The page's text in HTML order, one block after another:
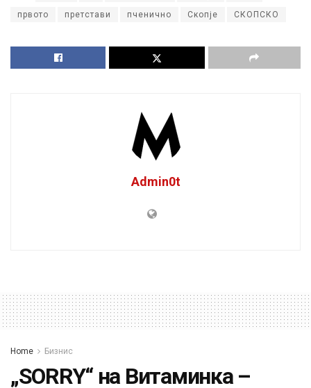
првото претстави пченично Скопје СКОПСКО
Admin0t
Home Бизнис
„SORRY“ на Витаминка –